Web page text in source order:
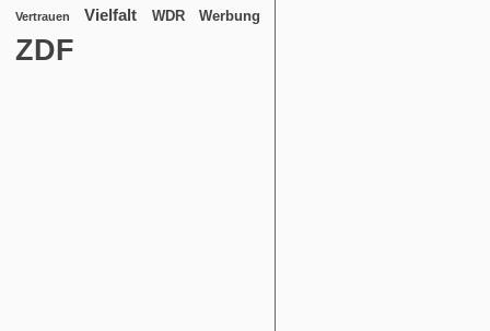
Vertrauen Vielfalt WDR Werbung
ZDF